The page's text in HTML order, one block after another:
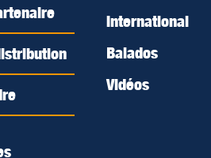
International
Balados
Vidéos